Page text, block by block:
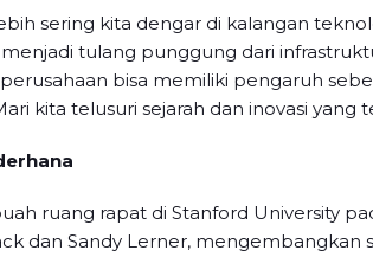
sering kita dengar di kalangan
menjadi tulang punggung dari
bisa memiliki pengaruh
kita telusuri sejarah dan inovasi yang
ruang rapat di Stanford University
dan Sandy Lerner, mengembangkan